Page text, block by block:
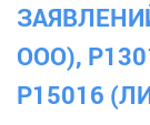
ООО),
Р15016